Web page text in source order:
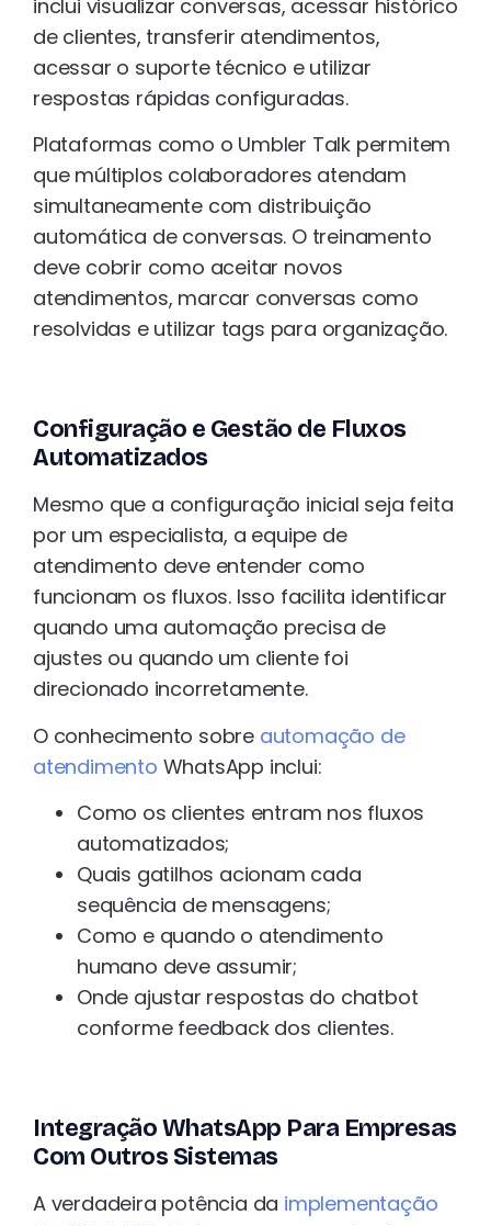
inclui visualizar conversas, acessar histórico
de clientes, transferir atendimentos,
acessar o suporte técnico e utilizar
respostas rápidas configuradas.
Plataformas como o Umbler Talk permitem
que múltiplos colaboradores atendam
simultaneamente com distribuição
automática de conversas. O treinamento
deve cobrir como aceitar novos
atendimentos, marcar conversas como
resolvidas e utilizar tags para organização.
Configuração e Gestão de Fluxos
Automatizados
Mesmo que a configuração inicial seja feita
por um especialista, a equipe de
atendimento deve entender como
funcionam os fluxos. Isso facilita identificar
quando uma automação precisa de
ajustes ou quando um cliente foi
direcionado incorretamente.
O conhecimento sobre automação de
atendimento WhatsApp inclui:
Como os clientes entram nos fluxos
automatizados;
Quais gatilhos acionam cada
sequência de mensagens;
Como e quando o atendimento
humano deve assumir;
Onde ajustar respostas do chatbot
conforme feedback dos clientes.
Integração WhatsApp Para Empresas
Com Outros Sistemas
A verdadeira potência da implementação